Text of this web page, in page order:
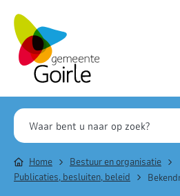
Home
Bestuur en organisatie
Publicaties, besluiten, beleid